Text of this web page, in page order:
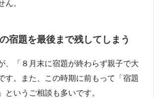
ん。
宿題を最後まで残してしまう
、「８月末に宿題が終わらず親子で大
す。また、この時期に前もって「宿題
というご相談も多いです。